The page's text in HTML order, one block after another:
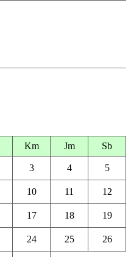
Km Jm Sb
3 4 5
10 11 12
17 18 19
24 25 26